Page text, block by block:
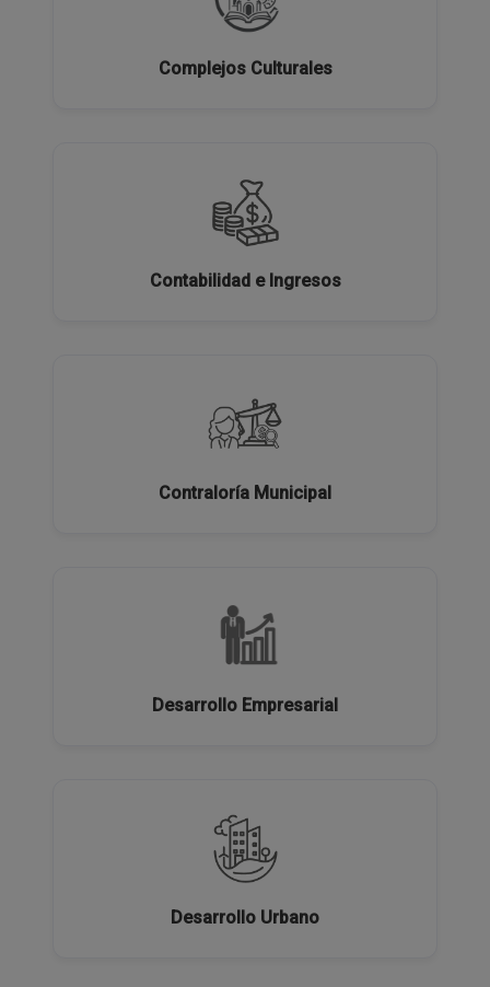
Complejos Culturales
Contabilidad e Ingresos
Contraloría Municipal
Desarrollo Empresarial
Desarrollo Urbano